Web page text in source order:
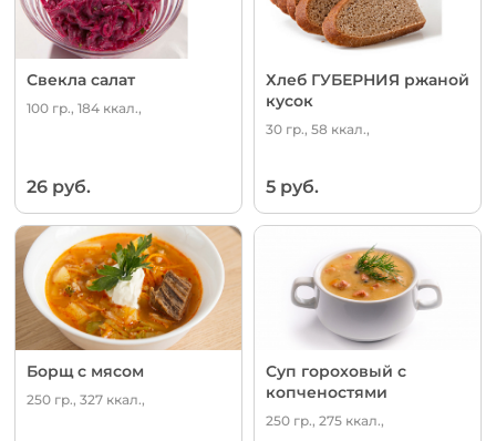
Свекла салат
100 гр., 184 ккал.,
26 руб.
Хлеб ГУБЕРНИЯ ржаной
кусок
30 гр., 58 ккал.,
5 руб.
Борщ с мясом
250 гр., 327 ккал.,
Суп гороховый с
копченостями
250 гр., 275 ккал.,